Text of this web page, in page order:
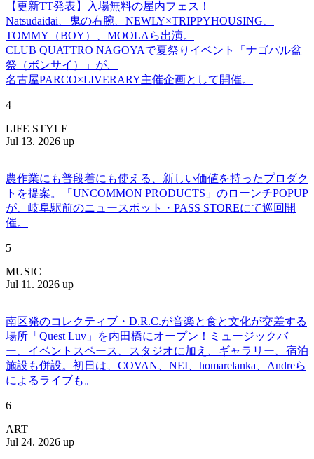
【更新TT発表】入場無料の屋内フェス！
Natsudaidai、鬼の右腕、NEWLY×TRIPPYHOUSING、
TOMMY（BOY）、MOOLAら出演。
CLUB QUATTRO NAGOYAで夏祭りイベント「ナゴパル盆
祭（ボンサイ）」が、
名古屋PARCO×LIVERARY主催企画として開催。
4
LIFE STYLE
Jul 13. 2026 up
農作業にも普段着にも使える、新しい価値を持ったプロダク
トを提案。「UNCOMMON PRODUCTS」のローンチPOPUP
が、岐阜駅前のニュースポット・PASS STOREにて巡回開
催。
5
MUSIC
Jul 11. 2026 up
南区発のコレクティブ・D.R.C.が⾳楽と⾷と⽂化が交差する
場所「Quest Luv」を内田橋にオープン！ミュージックバ
ー、イベントスペース、スタジオに加え、ギャラリー、宿泊
施設も併設。初日は、COVAN、NEI、homarelanka、Andreら
によるライブも。
6
ART
Jul 24. 2026 up